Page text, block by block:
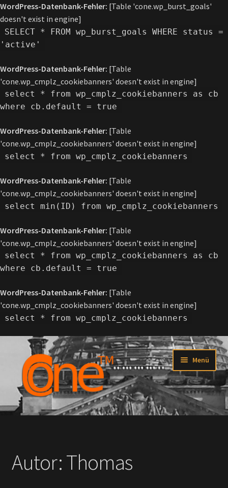
WordPress-Datenbank-Fehler: [Table 'cone.wp_burst_goals'
doesn't exist in engine]
SELECT * FROM wp_burst_goals WHERE status =
'active'
WordPress-Datenbank-Fehler: [Table
'cone.wp_cmplz_cookiebanners' doesn't exist in engine]
select * from wp_cmplz_cookiebanners as cb
where cb.default = true
WordPress-Datenbank-Fehler: [Table
'cone.wp_cmplz_cookiebanners' doesn't exist in engine]
select * from wp_cmplz_cookiebanners
WordPress-Datenbank-Fehler: [Table
'cone.wp_cmplz_cookiebanners' doesn't exist in engine]
select min(ID) from wp_cmplz_cookiebanners
WordPress-Datenbank-Fehler: [Table
'cone.wp_cmplz_cookiebanners' doesn't exist in engine]
select * from wp_cmplz_cookiebanners as cb
where cb.default = true
WordPress-Datenbank-Fehler: [Table
'cone.wp_cmplz_cookiebanners' doesn't exist in engine]
select * from wp_cmplz_cookiebanners
Navigation
springen
Inhalt
springen
Menü
Startseite
Investoren & Händler
Autor:Thomas